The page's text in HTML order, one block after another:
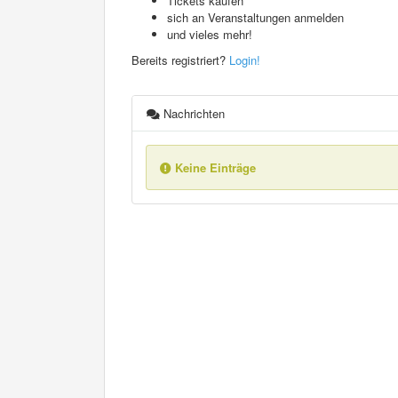
sich an Veranstaltungen anmelden
und vieles mehr!
Bereits registriert? Login!
Nachrichten
Keine Einträge